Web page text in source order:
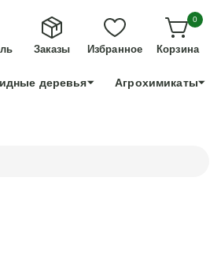
+7 991 898 83 30
Заказы Избранное
0
Корзина
деревья Агрохимикаты